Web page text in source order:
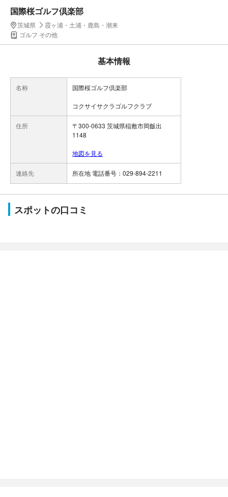
国際桜ゴルフ倶楽部
茨城県
霞ヶ浦・土浦・鹿島・潮来
ゴルフ その他
基本情報
名称 国際桜ゴルフ倶楽部
コクサイサクラゴルフクラブ
住所
〒300-0633 茨城県稲敷市岡飯出
1148
地図を見る
連絡先 所在地 電話番号：029-894-2211
スポットの口コミ